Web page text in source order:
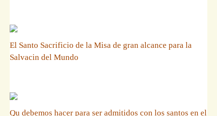
El Santo Sacrificio de la Misa de gran alcance para la
Salvacin del Mundo
Qu debemos hacer para ser admitidos con los santos en el